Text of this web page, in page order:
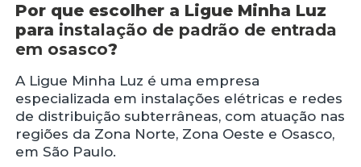
Por que escolher a Ligue Minha Luz
para instalação de padrão de entrada
em osasco?
A Ligue Minha Luz é uma empresa
especializada em instalações elétricas e redes
de distribuição subterrâneas, com atuação nas
regiões da Zona Norte, Zona Oeste e Osasco,
em São Paulo.